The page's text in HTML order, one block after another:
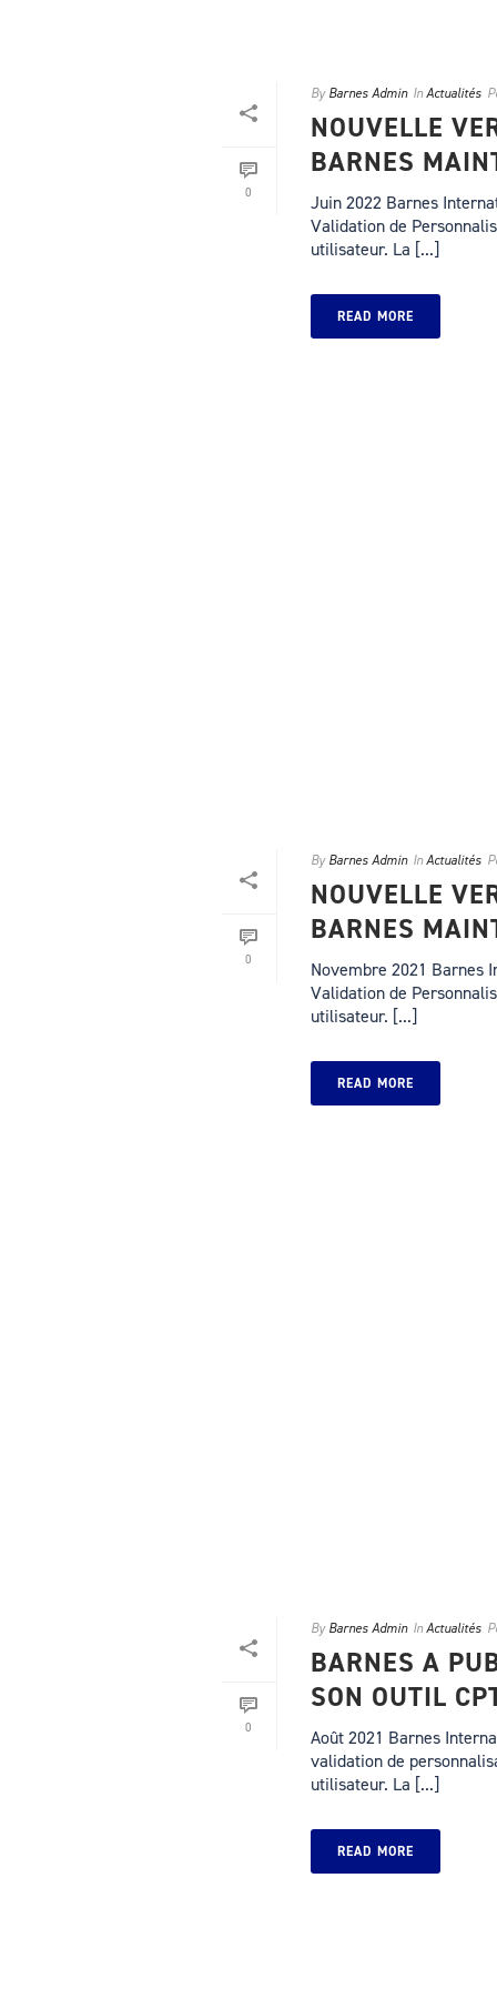
0
By Barnes Admin In Actualités
NOUVELLE
BARNES
Juin 2022 Barnes
Validation de
utilisateur. La [...]
READ MORE
0
By Barnes Admin In Actualités
NOUVELLE
BARNES
Novembre 2021 Barnes
Validation de
utilisateur. [...]
READ MORE
0
By Barnes Admin In Actualités
BARNES A
SON OUTIL
Août 2021 Barnes
validation de
utilisateur. La [...]
READ MORE